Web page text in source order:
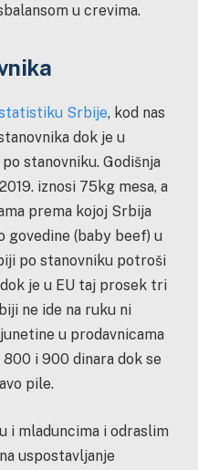
u crevima.
statistiku Srbije, kod nas
dok je u
stanovniku. Godišnja
iznosi 75kg mesa, a
prema kojoj Srbija
govedine (baby beef) u
po stanovniku potroši
je u EU taj prosek tri
ne ide na ruku ni
u prodavnicama
i 900 dinara dok se
pile.
i mladuncima i odraslim
uspostavljanje